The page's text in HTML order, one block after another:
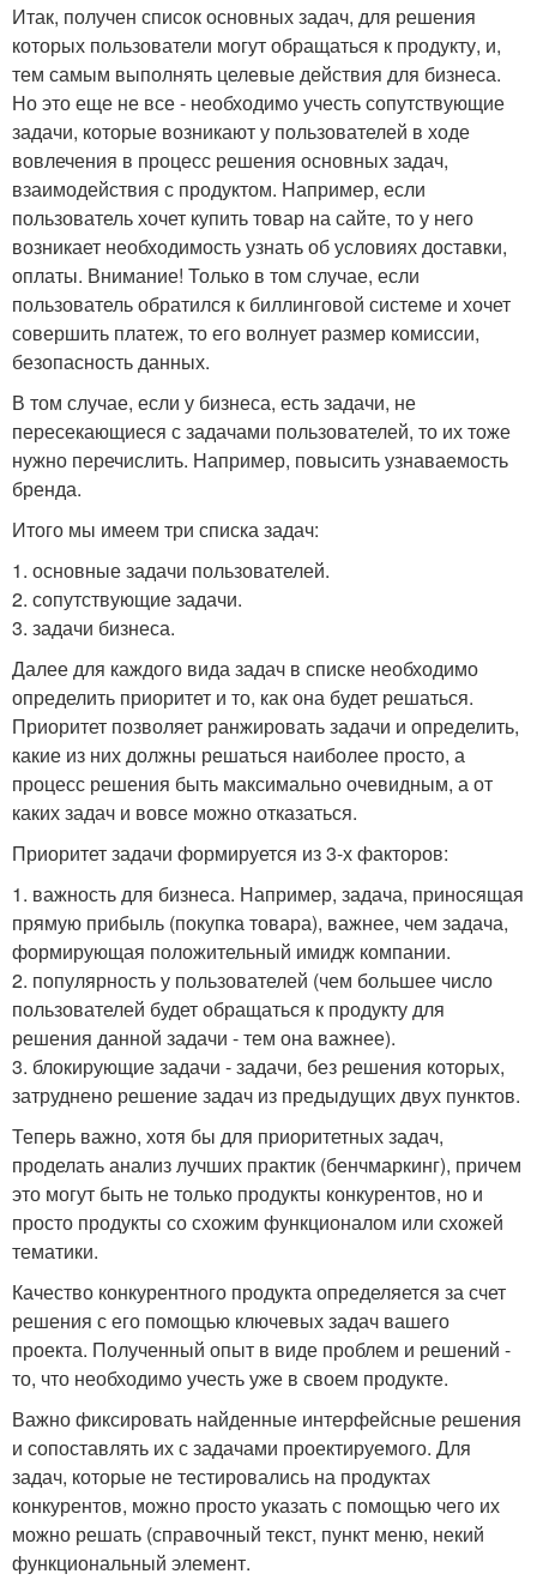
Итак, получен список основных задач, для решения
которых пользователи могут обращаться к продукту, и,
тем самым выполнять целевые действия для бизнеса.
Но это еще не все - необходимо учесть сопутствующие
задачи, которые возникают у пользователей в ходе
вовлечения в процесс решения основных задач,
взаимодействия с продуктом. Например, если
пользователь хочет купить товар на сайте, то у него
возникает необходимость узнать об условиях доставки,
оплаты. Внимание! Только в том случае, если
пользователь обратился к биллинговой системе и хочет
совершить платеж, то его волнует размер комиссии,
безопасность данных.
В том случае, если у бизнеса, есть задачи, не
пересекающиеся с задачами пользователей, то их тоже
нужно перечислить. Например, повысить узнаваемость
бренда.
Итого мы имеем три списка задач:
1. основные задачи пользователей.
2. сопутствующие задачи.
3. задачи бизнеса.
Далее для каждого вида задач в списке необходимо
определить приоритет и то, как она будет решаться.
Приоритет позволяет ранжировать задачи и определить,
какие из них должны решаться наиболее просто, а
процесс решения быть максимально очевидным, а от
каких задач и вовсе можно отказаться.
Приоритет задачи формируется из 3-х факторов:
1. важность для бизнеса. Например, задача, приносящая
прямую прибыль (покупка товара), важнее, чем задача,
формирующая положительный имидж компании.
2. популярность у пользователей (чем большее число
пользователей будет обращаться к продукту для
решения данной задачи - тем она важнее).
3. блокирующие задачи - задачи, без решения которых,
затруднено решение задач из предыдущих двух пунктов.
Теперь важно, хотя бы для приоритетных задач,
проделать анализ лучших практик (бенчмаркинг), причем
это могут быть не только продукты конкурентов, но и
просто продукты со схожим функционалом или схожей
тематики.
Качество конкурентного продукта определяется за счет
решения с его помощью ключевых задач вашего
проекта. Полученный опыт в виде проблем и решений -
то, что необходимо учесть уже в своем продукте.
Важно фиксировать найденные интерфейсные решения
и сопоставлять их с задачами проектируемого. Для
задач, которые не тестировались на продуктах
конкурентов, можно просто указать с помощью чего их
можно решать (справочный текст, пункт меню, некий
функциональный элемент.